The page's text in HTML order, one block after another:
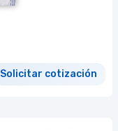
Solicitar cotización